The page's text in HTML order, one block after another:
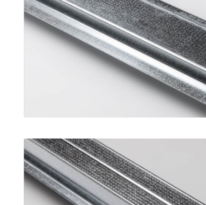
Profilo Omega 15
SINIAT
Profilo Omega 27